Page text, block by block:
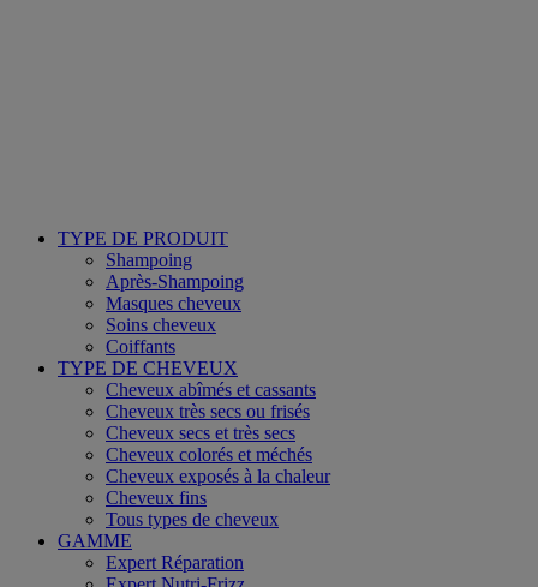
TYPE DE PRODUIT
Shampoing
Après-Shampoing
Masques cheveux
Soins cheveux
Coiffants
TYPE DE CHEVEUX
Cheveux abîmés et cassants
Cheveux très secs ou frisés
Cheveux secs et très secs
Cheveux colorés et méchés
Cheveux exposés à la chaleur
Cheveux fins
Tous types de cheveux
GAMME
Expert Réparation